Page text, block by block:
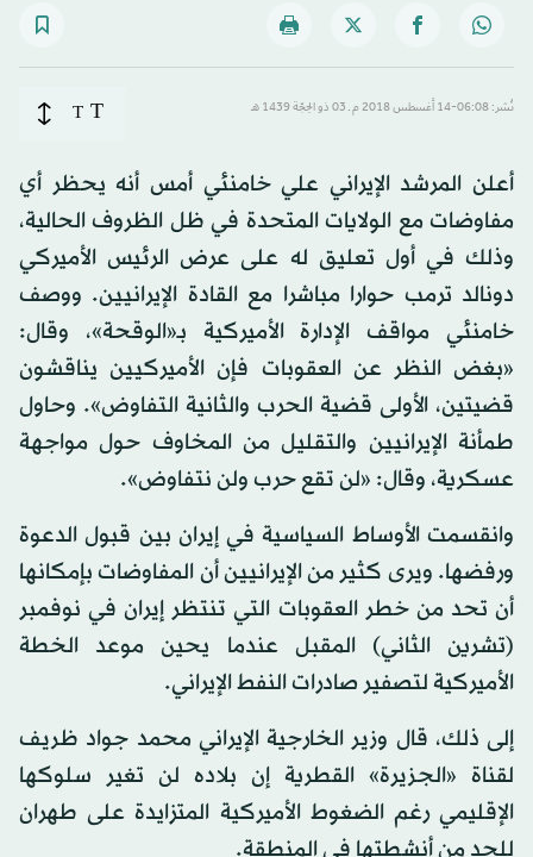
نُشر: 06:08-14 أغسطس 2018 م ـ 03 ذو الحِجّة 1439 هـ T
T
أعلن المرشد الإيراني علي خامنئي أمس أنه يحظر أي
مفاوضات مع الولايات المتحدة في ظل الظروف الحالية،
وذلك في أول تعليق له على عرض الرئيس الأميركي
دونالد ترمب حوارا مباشرا مع القادة الإيرانيين. ووصف
خامنئي مواقف الإدارة الأميركية بـ«الوقحة»، وقال:
«بغض النظر عن العقوبات فإن الأميركيين يناقشون
قضيتين، الأولى قضية الحرب والثانية التفاوض». وحاول
طمأنة الإيرانيين والتقليل من المخاوف حول مواجهة
عسكرية، وقال: «لن تقع حرب ولن نتفاوض».
وانقسمت الأوساط السياسية في إيران بين قبول الدعوة
ورفضها. ويرى كثير من الإيرانيين أن المفاوضات بإمكانها
أن تحد من خطر العقوبات التي تنتظر إيران في نوفمبر
(تشرين الثاني) المقبل عندما يحين موعد الخطة
الأميركية لتصفير صادرات النفط الإيراني.
إلى ذلك، قال وزير الخارجية الإيراني محمد جواد ظريف
لقناة «الجزيرة» القطرية إن بلاده لن تغير سلوكها
الإقليمي رغم الضغوط الأميركية المتزايدة على طهران
للحد من أنشطتها في المنطقة.